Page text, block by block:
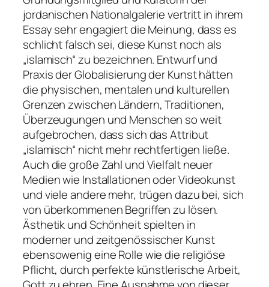
jordanischen Nationalgalerie vertritt in ihrem
Essay sehr engagiert die Meinung, dass es
schlicht falsch sei, diese Kunst noch als
„islamisch“ zu bezeichnen. Entwurf und
Praxis der Globalisierung der Kunst hätten
die physischen, mentalen und kulturellen
Grenzen zwischen Ländern, Traditionen,
Überzeugungen und Menschen so weit
aufgebrochen, dass sich das Attribut
„islamisch“ nicht mehr rechtfertigen ließe.
Auch die große Zahl und Vielfalt neuer
Medien wie Installationen oder Videokunst
und viele andere mehr, trügen dazu bei, sich
von überkommenen Begriffen zu lösen.
Ästhetik und Schönheit spielten in
moderner und zeitgenössischer Kunst
ebensowenig eine Rolle wie die religiöse
Pflicht, durch perfekte künstlerische Arbeit,